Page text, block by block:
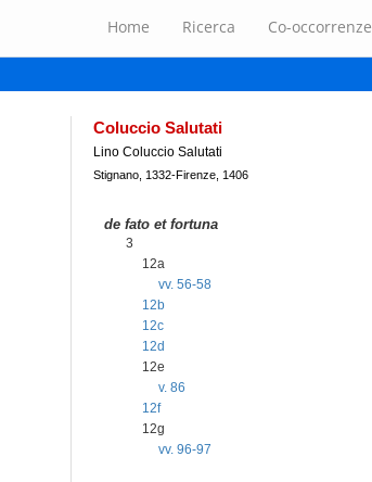
Home Ricerca Co-occorrenze
Coluccio Salutati
Lino Coluccio Salutati
Stignano, 1332-Firenze, 1406
de fato et fortuna
3
12a
vv. 56-58
12b
12c
12d
12e
v. 86
12f
12g
vv. 96-97